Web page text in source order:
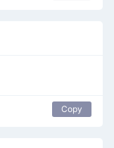
Copy